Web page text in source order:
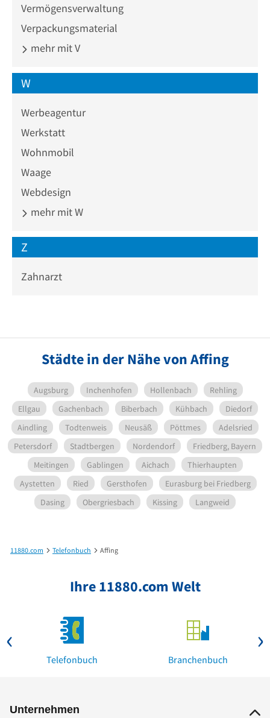
Vermögensverwaltung
Verpackungsmaterial
mehr mit V
W
Werbeagentur
Werkstatt
Wohnmobil
Waage
Webdesign
mehr mit W
Z
Zahnarzt
Städte in der Nähe von Affing
Augsburg Inchenhofen Hollenbach
Rehling
Ellgau
Gachenbach Biberbach Kühbach
Diedorf
Aindling
Todtenweis Neusäß Pöttmes
Adelsried
Petersdorf
Stadtbergen Nordendorf
Friedberg, Bayern
Meitingen
Gablingen Aichach
Thierhaupten
Aystetten
Ried Gersthofen
Eurasburg bei Friedberg
Dasing
Obergriesbach Kissing Langweid
11880.com Telefonbuch Affing
Ihre 11880.com Welt
Telefonbuch Branchenbuch
Unternehmen